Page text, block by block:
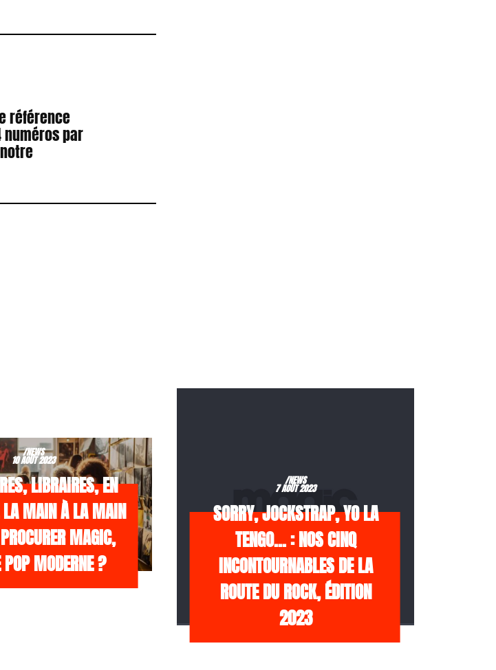
référence
numéros par
/NEWS
10 AOÛT 2023
LIBRAIRES, EN
LA MAIN À LA MAIN
MAGIC,
POP MODERNE ?
/NEWS
7 AOÛT 2023
SORRY, JOCKSTRAP, YO LA
TENGO… : NOS CINQ
INCONTOURNABLES DE LA
ROUTE DU ROCK, ÉDITION
2023